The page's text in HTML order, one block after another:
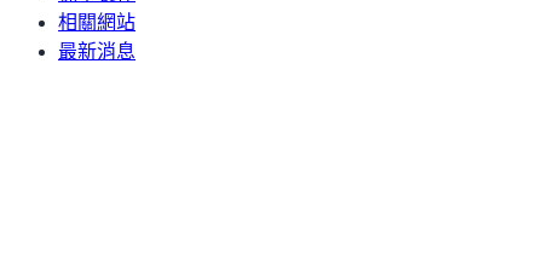
相關網站
最新消息